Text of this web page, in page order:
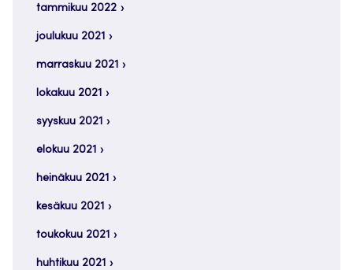
tammikuu 2022
joulukuu 2021
marraskuu 2021
lokakuu 2021
syyskuu 2021
elokuu 2021
heinäkuu 2021
kesäkuu 2021
toukokuu 2021
huhtikuu 2021